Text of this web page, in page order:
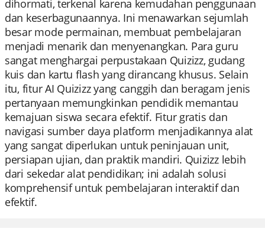
dihormati, terkenal karena kemudahan penggunaan
dan keserbagunaannya. Ini menawarkan sejumlah
besar mode permainan, membuat pembelajaran
menjadi menarik dan menyenangkan. Para guru
sangat menghargai perpustakaan Quizizz, gudang
kuis dan kartu flash yang dirancang khusus. Selain
itu, fitur AI Quizizz yang canggih dan beragam jenis
pertanyaan memungkinkan pendidik memantau
kemajuan siswa secara efektif. Fitur gratis dan
navigasi sumber daya platform menjadikannya alat
yang sangat diperlukan untuk peninjauan unit,
persiapan ujian, dan praktik mandiri. Quizizz lebih
dari sekedar alat pendidikan; ini adalah solusi
komprehensif untuk pembelajaran interaktif dan
efektif.